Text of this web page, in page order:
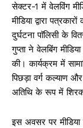
सेक्टर-1 में वेलविंग
मीडिया द्वारा
दुर्घटना पाॅलिसी के
गुप्ता ने वेलबिंग
की। कार्यक्रम में
पिछड़ा वर्ग कल्याण और
अतिथि के रूप में
इस अवसर पर